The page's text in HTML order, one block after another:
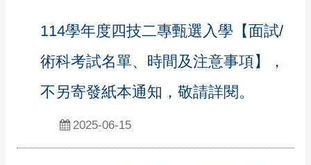
114學年度四技二專甄選入學【面試/
術科考試名單、時間及注意事項】，
不另寄發紙本通知，敬請詳閱。
2025-06-15